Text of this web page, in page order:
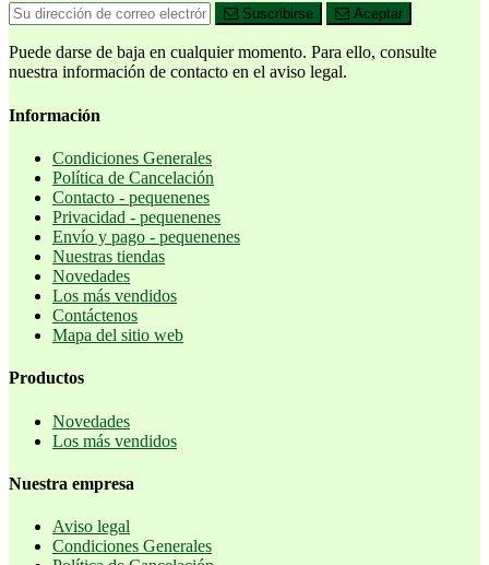
Suscribirse Aceptar
Puede darse de baja en cualquier momento. Para ello, consulte
nuestra información de contacto en el aviso legal.
Información
Condiciones Generales
Política de Cancelación
Contacto - pequenenes
Privacidad - pequenenes
Envío y pago - pequenenes
Nuestras tiendas
Novedades
Los más vendidos
Contáctenos
Mapa del sitio web
Productos
Novedades
Los más vendidos
Nuestra empresa
Aviso legal
Condiciones Generales